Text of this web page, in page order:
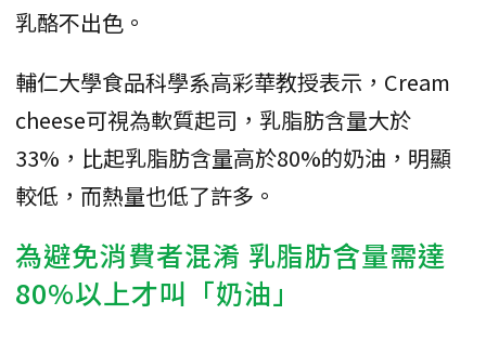
乳酪不出色。
輔仁大學食品科學系高彩華教授表示，Cream
cheese可視為軟質起司，乳脂肪含量大於
33%，比起乳脂肪含量高於80%的奶油，明顯
較低，而熱量也低了許多。
為避免消費者混淆 乳脂肪含量需達
80%以上才叫「奶油」